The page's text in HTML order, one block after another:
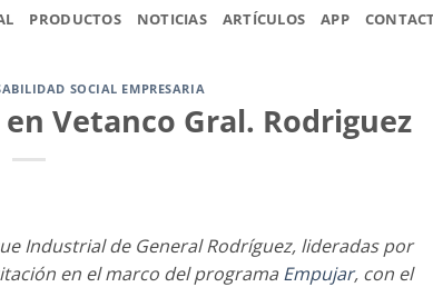
PRODUCTOS NOTICIAS ARTÍCULOS APP
SOCIAL EMPRESARIA
Vetanco Gral. Rodriguez
Industrial de General Rodríguez, lideradas por
en el marco del programa Empujar, con el